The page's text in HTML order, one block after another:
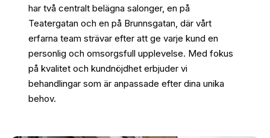
har två centralt belägna salonger, en på
Teatergatan och en på Brunnsgatan, där vårt
erfarna team strävar efter att ge varje kund en
personlig och omsorgsfull upplevelse. Med fokus
på kvalitet och kundnöjdhet erbjuder vi
behandlingar som är anpassade efter dina unika
behov.